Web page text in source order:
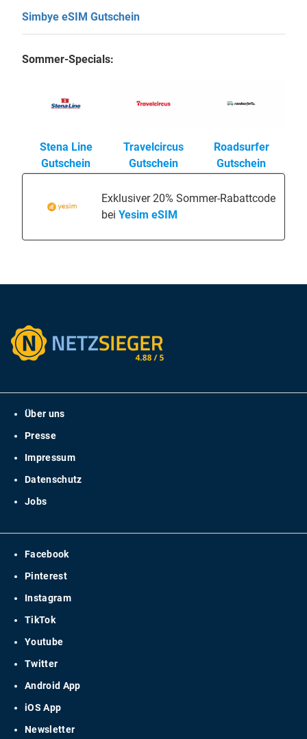
Simbye eSIM Gutschein
Sommer-Specials:
Stena Line
Gutschein
Travelcircus
Gutschein
Roadsurfer
Gutschein
Exklusiver 20% Sommer-Rabattcode
bei Yesim eSIM
Über uns
Presse
Impressum
Datenschutz
Jobs
Facebook
Pinterest
Instagram
TikTok
Youtube
Twitter
Android App
iOS App
Newsletter